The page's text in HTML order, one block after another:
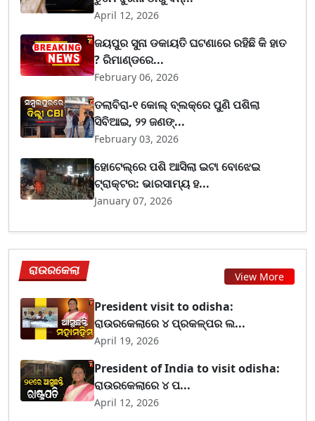
April 12, 2026
ଜୟପୁର ସୁନା ଡକାୟତି ଘଟଣାରେ ରହିଛି କି ହାତ
? ରିମାଣ୍ଡରେ...
February 06, 2026
ତଲାବିରା-୧ କୋଲ୍ ବ୍ଲକ୍‌ରେ ପୁଣି ପଶିଲା
ସିବିଆଇ, ୨୨ ଜଣଙ୍...
February 03, 2026
ହୋଟେଲ୍‌ରେ ପଶି ଆସିଲା ଇଟା ବୋଝେଇ
ଟ୍ରାକ୍ଟର: ଭାରସାମ୍ୟ ହ...
January 07, 2026
ରାଉରକେଲା View More
President visit to odisha:
ରାଉରକେଲାରେ ୪ ପ୍ରକଳ୍ପର ଲ...
April 19, 2026
President of India to visit odisha:
ରାଉରକେଲାରେ ୪ ପ...
April 12, 2026